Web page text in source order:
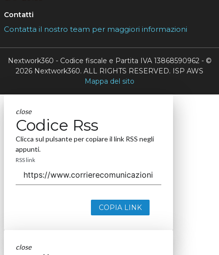
Contatti
Contatta il nostro team per maggiori informazioni
Nextwork360 - Codice fiscale e Partita IVA 13868590962 - ©
2026 Nextwork360. ALL RIGHTS RESERVED. ISP AWS
Mappa del sito
close
Codice Rss
Clicca sul pulsante per copiare il link RSS negli
appunti.
RSS link
COPIA LINK
close